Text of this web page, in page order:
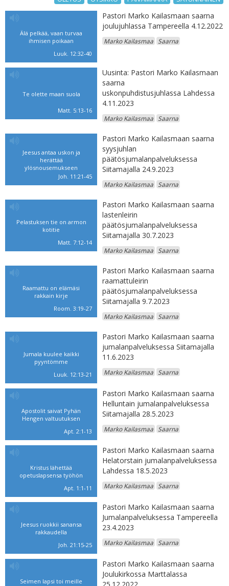
Älä pelkää, vaan turvaa
ihmisen poikaan
Luuk. 12:32-40
Pastori Marko Kailasmaan saarna
joulujuhlassa Tampereella 4.12.2022
Marko Kailasmaa Saarna
Te olette maan suola
Matt. 5:13-16
Uusinta: Pastori Marko Kailasmaan
saarna
uskonpuhdistusjuhlassa Lahdessa
4.11.2023
Marko Kailasmaa Saarna
Jeesus antaa uskon ja
herättää
ylösnousemukseen
Joh. 11:21-45
Pastori Marko Kailasmaan saarna
syysjuhlan
päätösjumalanpalveluksessa
Siitamajalla 24.9.2023
Marko Kailasmaa Saarna
Pelastuksen tie on armon
kotitie
Matt. 7:12-14
Pastori Marko Kailasmaan saarna
lastenleirin
päätösjumalanpalveluksessa
Siitamajalla 30.7.2023
Marko Kailasmaa Saarna
Raamattu on elämäsi
rakkain kirje
Room. 3:19-27
Pastori Marko Kailasmaan saarna
raamattuleirin
päätösjumalanpalveluksessa
Siitamajalla 9.7.2023
Marko Kailasmaa Saarna
Jumala kuulee kaikki
pyyntömme
Luuk. 12:13-21
Pastori Marko Kailasmaan saarna
jumalanpalveluksessa Siitamajalla
11.6.2023
Marko Kailasmaa Saarna
Apostolit saivat Pyhän
Hengen valtuutuksen
Apt. 2:1-13
Pastori Marko Kailasmaan saarna
Helluntain jumalanpalveluksessa
Siitamajalla 28.5.2023
Marko Kailasmaa Saarna
Kristus lähettää
opetuslapsensa työhön
Apt. 1:1-11
Pastori Marko Kailasmaan saarna
Helatorstain jumalanpalveluksessa
Lahdessa 18.5.2023
Marko Kailasmaa Saarna
Jeesus ruokkii sanansa
rakkaudella
Joh. 21:15-25
Pastori Marko Kailasmaan saarna
Jumalanpalveluksessa Tampereella
23.4.2023
Marko Kailasmaa Saarna
Seimen lapsi toi meille
Pastori Marko Kailasmaan saarna
Joulukirkossa Marttalassa